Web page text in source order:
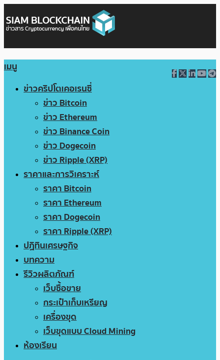
เมนู
ข่าวคริปโตเคอเรนซี่
ข่าว Bitcoin
ข่าว Ethereum
ข่าว Binance Coin
ข่าว Dogecoin
ข่าว Ripple (XRP)
ราคาและการวิเคราะห์
ราคา Bitcoin
ราคา Ethereum
ราคา Dogecoin
ราคา Ripple (XRP)
ปฏิทินเศรษฐกิจ
บทความ
รีวิวผลิตภัณฑ์
เว็บซื้อขาย
กระเป๋าเก็บเหรียญ
เครื่องขุด
เว็บขุดแบบ Cloud Mining
ห้องเรียน